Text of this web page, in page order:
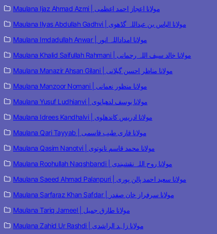
Maulana Ijaz Ahmad Azmi | مولانا اعجاز احمد اعظمی
Maulana Ilyas Abdullah Gadhvi | مولانا الیاس بن عبداللہ گڈھوی
Maulana Imdadullah Anwar | مولانا امداداللہ انور
Maulana Khalid Saifullah Rahmani | مولانا خالد سیف اللہ رحمانی
Maulana Manazir Ahsan Gilani | مولانا مناظر احسن گیلانی
Maulana Manzoor Nomani | مولانا منظور نعمانی
Maulana Yusuf Ludhianvi | مولانا یوسف لدھیانوی
Maulana Idrees Kandhalvi | مولانا ادریس کاندھلوی
Maulana Qari Tayyab | مولانا قاری طیب قاسمی
Maulana Qasim Nanotvi | مولانا محمد قاسم نانوتوی
Maulana Roohullah Naqshbandi | مولانا روح اللہ نقشبندی
Maulana Saeed Ahmad Palanpuri | مولانا سعید احمد پالن پوری
Maulana Sarfaraz Khan Safdar | مولانا سرفراز خان صفدر
Maulana Tariq Jameel | مولانا طارق جمیل
Maulana Zahid Ur Rashdi | مولانا زاہد الراشدی